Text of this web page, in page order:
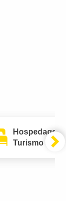
Hospedagem
Turismo